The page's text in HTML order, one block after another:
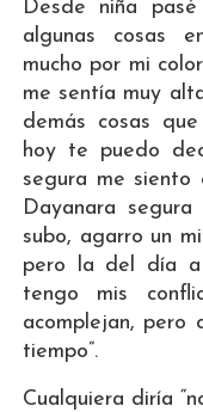
Desde niña
algunas cosas
mucho por mi
me sentía muy
demás cosas
hoy te puedo
segura me siento
Dayanara
subo, agarro un
pero la del día a
tengo mis
acomplejan, pero
tiempo”.
Cualquiera diría